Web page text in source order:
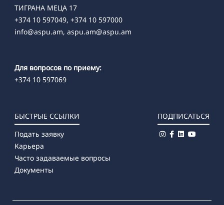
ТИГРАНА МЕЦА 17
+374 10 597049, +374 10 597000
info@aspu.am, aspu.am@aspu.am
Для вопросов по приему:
+374 10 597069
БЫСТРЫЕ ССЫЛКИ
Подать заявку
Карьера
Часто задаваемые вопросы
Документы
ПОДПИСАТЬСЯ